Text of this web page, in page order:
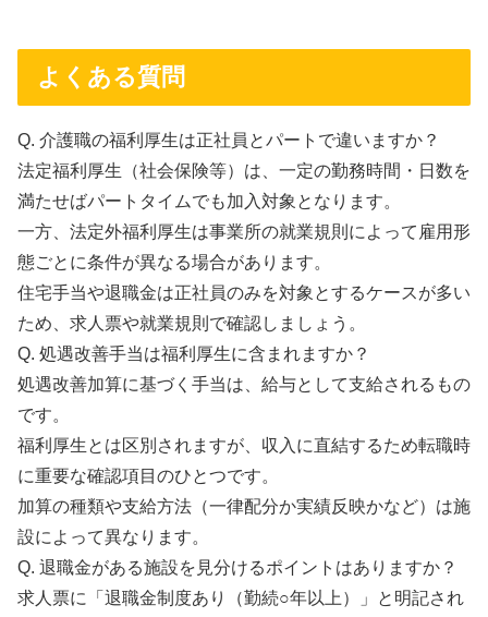
よくある質問
Q. 介護職の福利厚生は正社員とパートで違いますか？
法定福利厚生（社会保険等）は、一定の勤務時間・日数を
満たせばパートタイムでも加入対象となります。
一方、法定外福利厚生は事業所の就業規則によって雇用形
態ごとに条件が異なる場合があります。
住宅手当や退職金は正社員のみを対象とするケースが多い
ため、求人票や就業規則で確認しましょう。
Q. 処遇改善手当は福利厚生に含まれますか？
処遇改善加算に基づく手当は、給与として支給されるもの
です。
福利厚生とは区別されますが、収入に直結するため転職時
に重要な確認項目のひとつです。
加算の種類や支給方法（一律配分か実績反映かなど）は施
設によって異なります。
Q. 退職金がある施設を見分けるポイントはありますか？
求人票に「退職金制度あり（勤続○年以上）」と明記され